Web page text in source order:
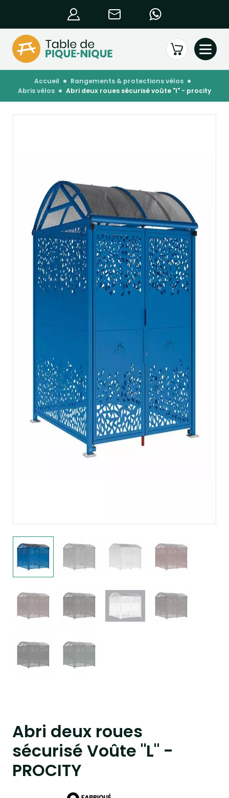
accueil
rangements & protections vélos
abris vélos
abri deux roues sécurisé voûte "l" - procity
Abri deux roues
sécurisé Voûte "L" -
PROCITY